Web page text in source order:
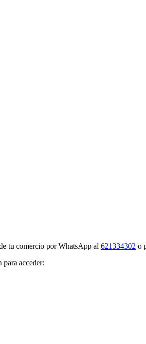
tu comercio por WhatsApp al 621334302 o
acceder: